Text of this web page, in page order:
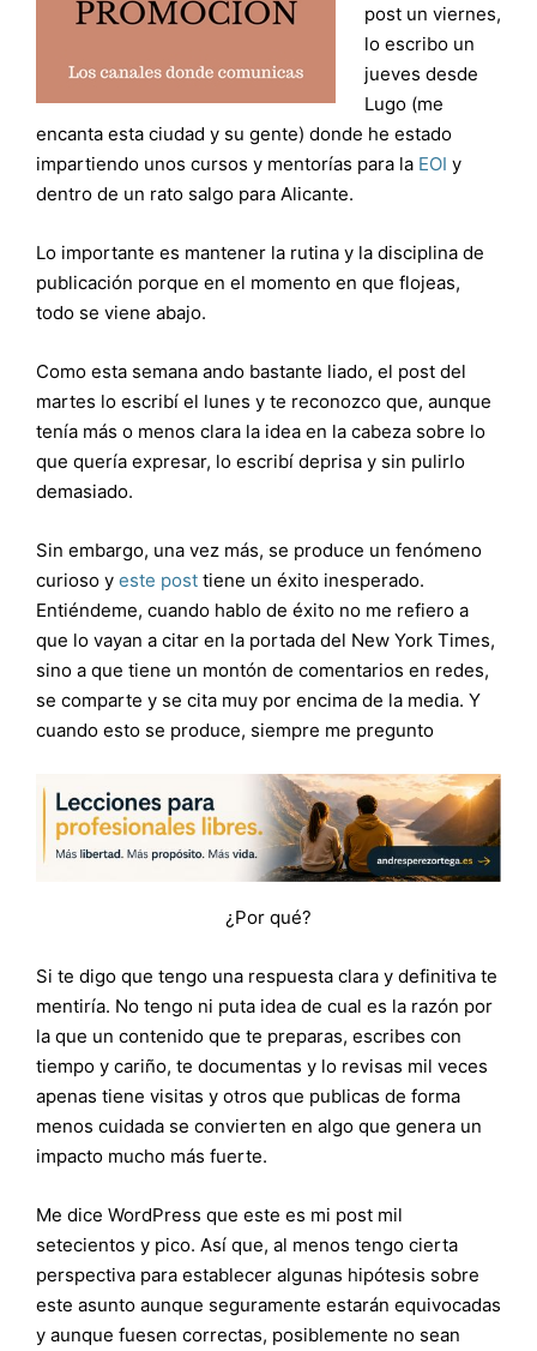
post un viernes,
lo escribo un
jueves desde
Lugo (me
encanta esta ciudad y su gente) donde he estado
impartiendo unos cursos y mentorías para la EOI y
dentro de un rato salgo para Alicante.
Lo importante es mantener la rutina y la disciplina de
publicación porque en el momento en que flojeas,
todo se viene abajo.
Como esta semana ando bastante liado, el post del
martes lo escribí el lunes y te reconozco que, aunque
tenía más o menos clara la idea en la cabeza sobre lo
que quería expresar, lo escribí deprisa y sin pulirlo
demasiado.
Sin embargo, una vez más, se produce un fenómeno
curioso y este post tiene un éxito inesperado.
Entiéndeme, cuando hablo de éxito no me refiero a
que lo vayan a citar en la portada del New York Times,
sino a que tiene un montón de comentarios en redes,
se comparte y se cita muy por encima de la media. Y
cuando esto se produce, siempre me pregunto
¿Por qué?
Si te digo que tengo una respuesta clara y definitiva te
mentiría. No tengo ni puta idea de cual es la razón por
la que un contenido que te preparas, escribes con
tiempo y cariño, te documentas y lo revisas mil veces
apenas tiene visitas y otros que publicas de forma
menos cuidada se convierten en algo que genera un
impacto mucho más fuerte.
Me dice WordPress que este es mi post mil
setecientos y pico. Así que, al menos tengo cierta
perspectiva para establecer algunas hipótesis sobre
este asunto aunque seguramente estarán equivocadas
y aunque fuesen correctas, posiblemente no sean